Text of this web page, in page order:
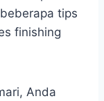
tips
finishing
Anda